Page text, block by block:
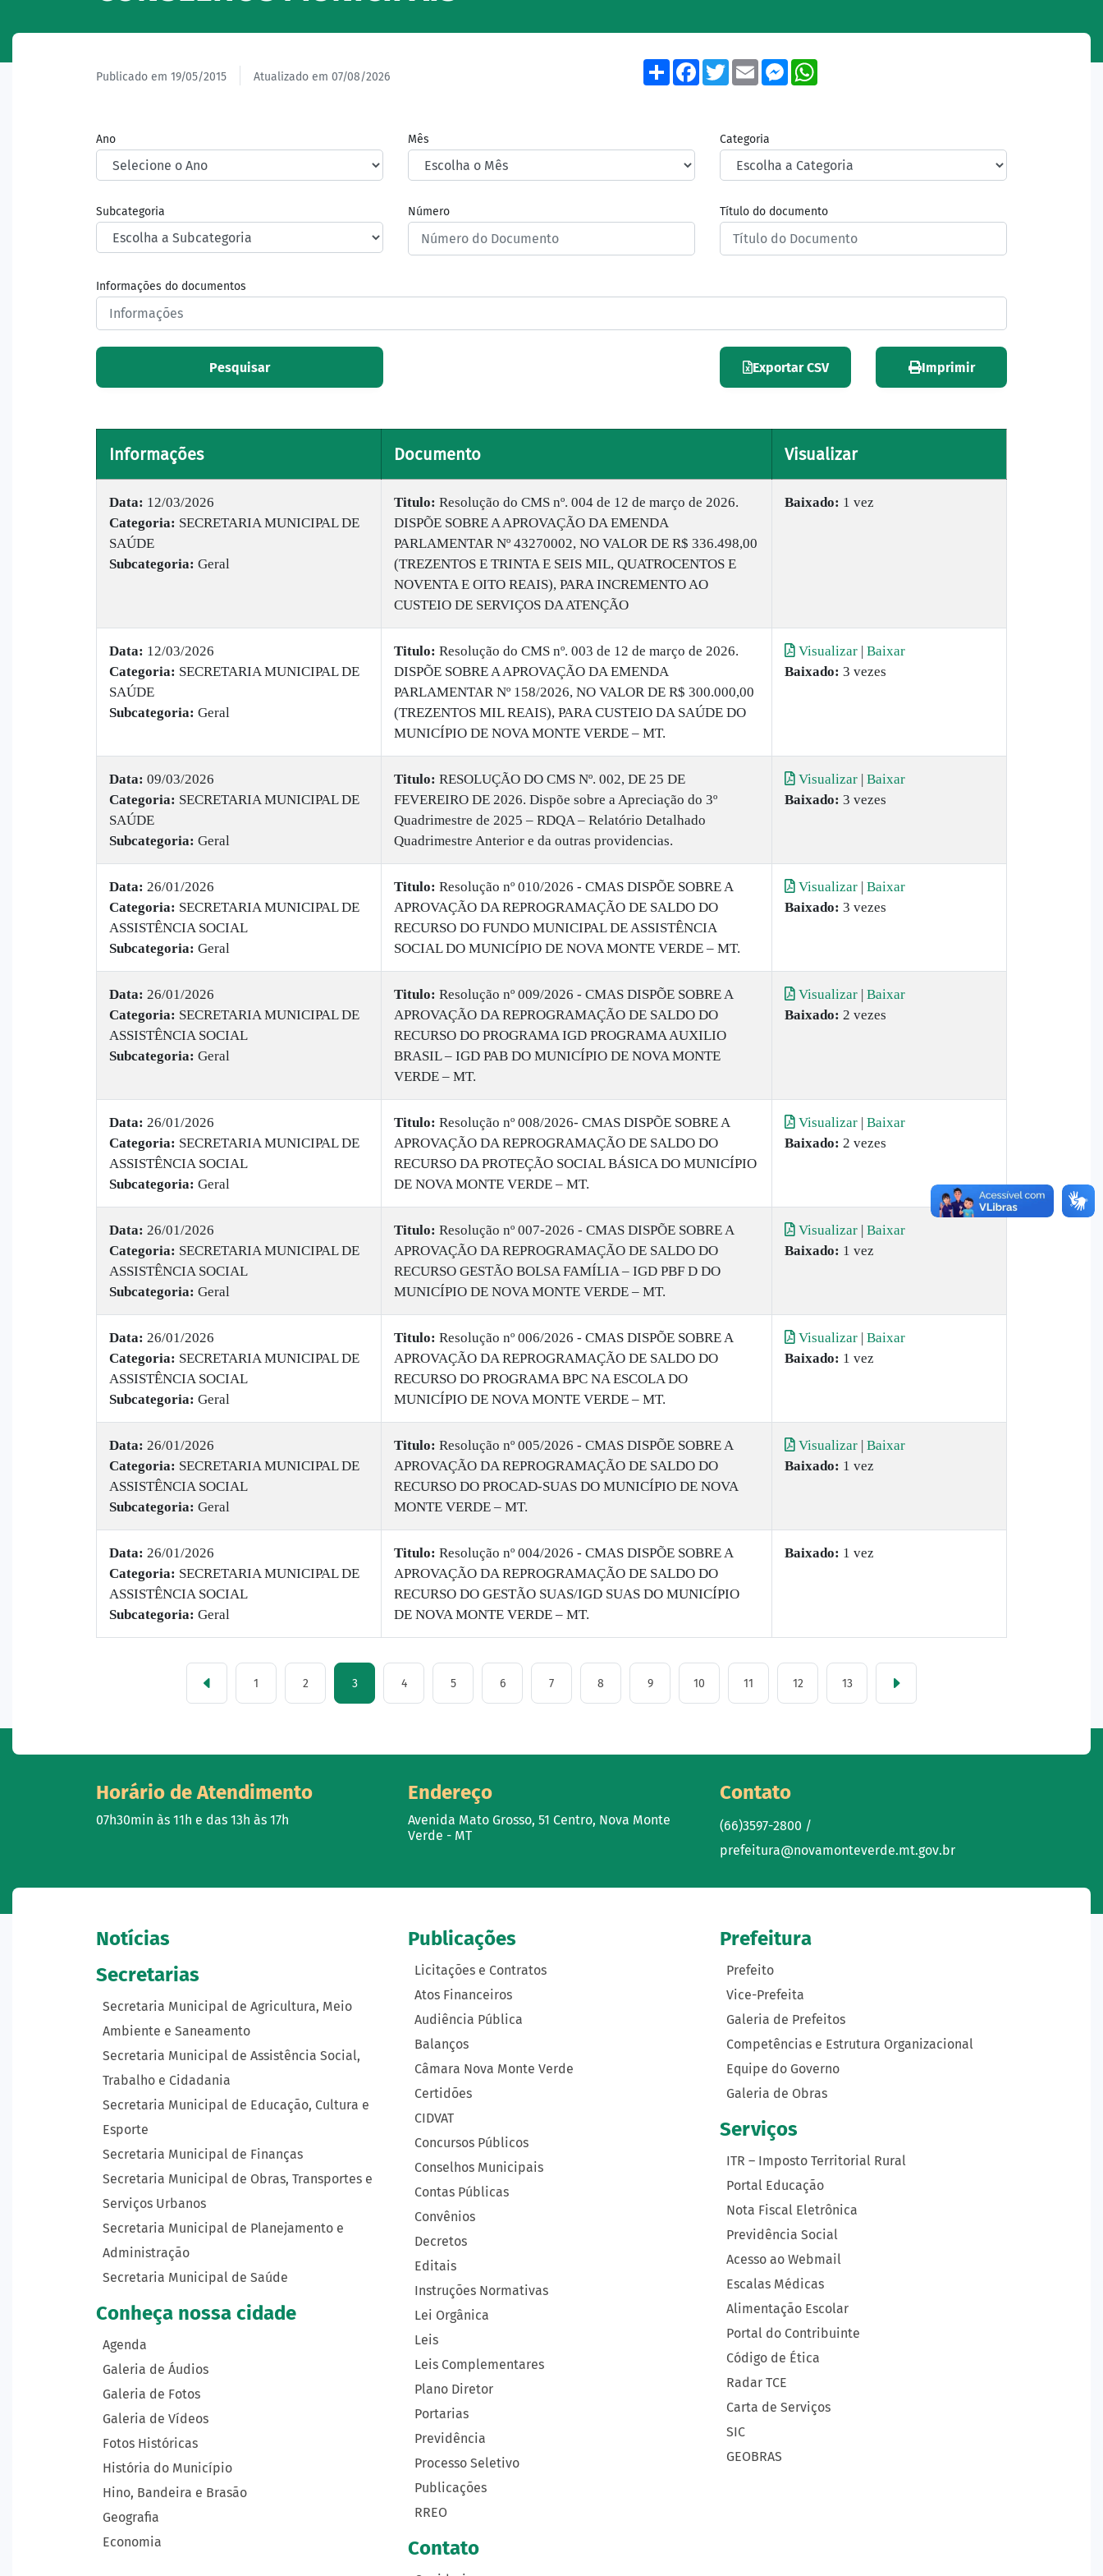
Publicado em 19/05/2015 Atualizado em 07/08/2026
ShareFacebook
TwitterEmailMessenger
Ano Mês Categoria
Subcategoria Número Título do documento
Informações do documentos
Pesquisar Exportar CSV Imprimir
Informações Documento Visualizar
Data: 12/03/2026
Categoria: SECRETARIA MUNICIPAL DE
SAÚDE
Subcategoria: Geral
Titulo: Resolução do CMS nº. 004 de 12 de março de 2026.
DISPÕE SOBRE A APROVAÇÃO DA EMENDA
PARLAMENTAR Nº 43270002, NO VALOR DE R$ 336.498,00
(TREZENTOS E TRINTA E SEIS MIL, QUATROCENTOS E
NOVENTA E OITO REAIS), PARA INCREMENTO AO
CUSTEIO DE SERVIÇOS DA ATENÇÃO
Baixado: 1 vez
Data: 12/03/2026
Categoria: SECRETARIA MUNICIPAL DE
SAÚDE
Subcategoria: Geral
Titulo: Resolução do CMS nº. 003 de 12 de março de 2026.
DISPÕE SOBRE A APROVAÇÃO DA EMENDA
PARLAMENTAR Nº 158/2026, NO VALOR DE R$ 300.000,00
(TREZENTOS MIL REAIS), PARA CUSTEIO DA SAÚDE DO
MUNICÍPIO DE NOVA MONTE VERDE – MT.
Visualizar | Baixar
Baixado: 3 vezes
Data: 09/03/2026
Categoria: SECRETARIA MUNICIPAL DE
SAÚDE
Subcategoria: Geral
Titulo: RESOLUÇÃO DO CMS Nº. 002, DE 25 DE
FEVEREIRO DE 2026. Dispõe sobre a Apreciação do 3º
Quadrimestre de 2025 – RDQA – Relatório Detalhado
Quadrimestre Anterior e da outras providencias.
Visualizar | Baixar
Baixado: 3 vezes
Data: 26/01/2026
Categoria: SECRETARIA MUNICIPAL DE
ASSISTÊNCIA SOCIAL
Subcategoria: Geral
Titulo: Resolução nº 010/2026 - CMAS DISPÕE SOBRE A
APROVAÇÃO DA REPROGRAMAÇÃO DE SALDO DO
RECURSO DO FUNDO MUNICIPAL DE ASSISTÊNCIA
SOCIAL DO MUNICÍPIO DE NOVA MONTE VERDE – MT.
Visualizar | Baixar
Baixado: 3 vezes
Data: 26/01/2026
Categoria: SECRETARIA MUNICIPAL DE
ASSISTÊNCIA SOCIAL
Subcategoria: Geral
Titulo: Resolução nº 009/2026 - CMAS DISPÕE SOBRE A
APROVAÇÃO DA REPROGRAMAÇÃO DE SALDO DO
RECURSO DO PROGRAMA IGD PROGRAMA AUXILIO
BRASIL – IGD PAB DO MUNICÍPIO DE NOVA MONTE
VERDE – MT.
Visualizar | Baixar
Baixado: 2 vezes
Data: 26/01/2026
Categoria: SECRETARIA MUNICIPAL DE
ASSISTÊNCIA SOCIAL
Subcategoria: Geral
Titulo: Resolução nº 008/2026- CMAS DISPÕE SOBRE A
APROVAÇÃO DA REPROGRAMAÇÃO DE SALDO DO
RECURSO DA PROTEÇÃO SOCIAL BÁSICA DO MUNICÍPIO
DE NOVA MONTE VERDE – MT.
Visualizar | Baixar
Baixado: 2 vezes
Data: 26/01/2026
Categoria: SECRETARIA MUNICIPAL DE
ASSISTÊNCIA SOCIAL
Subcategoria: Geral
Titulo: Resolução nº 007-2026 - CMAS DISPÕE SOBRE A
APROVAÇÃO DA REPROGRAMAÇÃO DE SALDO DO
RECURSO GESTÃO BOLSA FAMÍLIA – IGD PBF D DO
MUNICÍPIO DE NOVA MONTE VERDE – MT.
Visualizar | Baixar
Baixado: 1 vez
Data: 26/01/2026
Categoria: SECRETARIA MUNICIPAL DE
ASSISTÊNCIA SOCIAL
Subcategoria: Geral
Titulo: Resolução nº 006/2026 - CMAS DISPÕE SOBRE A
APROVAÇÃO DA REPROGRAMAÇÃO DE SALDO DO
RECURSO DO PROGRAMA BPC NA ESCOLA DO
MUNICÍPIO DE NOVA MONTE VERDE – MT.
Visualizar | Baixar
Baixado: 1 vez
Data: 26/01/2026
Categoria: SECRETARIA MUNICIPAL DE
ASSISTÊNCIA SOCIAL
Subcategoria: Geral
Titulo: Resolução nº 005/2026 - CMAS DISPÕE SOBRE A
APROVAÇÃO DA REPROGRAMAÇÃO DE SALDO DO
RECURSO DO PROCAD-SUAS DO MUNICÍPIO DE NOVA
MONTE VERDE – MT.
Visualizar | Baixar
Baixado: 1 vez
Data: 26/01/2026
Categoria: SECRETARIA MUNICIPAL DE
ASSISTÊNCIA SOCIAL
Subcategoria: Geral
Titulo: Resolução nº 004/2026 - CMAS DISPÕE SOBRE A
APROVAÇÃO DA REPROGRAMAÇÃO DE SALDO DO
RECURSO DO GESTÃO SUAS/IGD SUAS DO MUNICÍPIO
DE NOVA MONTE VERDE – MT.
Baixado: 1 vez
1 2 3 4 5 6 7 8 9 10 11 12 13
Horário de Atendimento
07h30min às 11h e das 13h às 17h
Endereço
Avenida Mato Grosso, 51 Centro, Nova Monte
Verde - MT
Contato
(66)3597-2800 /
prefeitura@novamonteverde.mt.gov.br
Notícias
Secretarias
Secretaria Municipal de Agricultura, Meio
Ambiente e Saneamento
Secretaria Municipal de Assistência Social,
Trabalho e Cidadania
Secretaria Municipal de Educação, Cultura e
Esporte
Secretaria Municipal de Finanças
Secretaria Municipal de Obras, Transportes e
Serviços Urbanos
Secretaria Municipal de Planejamento e
Administração
Secretaria Municipal de Saúde
Conheça nossa cidade
Agenda
Galeria de Áudios
Galeria de Fotos
Galeria de Vídeos
Fotos Históricas
História do Município
Hino, Bandeira e Brasão
Geografia
Economia
Publicações
Licitações e Contratos
Atos Financeiros
Audiência Pública
Balanços
Câmara Nova Monte Verde
Certidões
CIDVAT
Concursos Públicos
Conselhos Municipais
Contas Públicas
Convênios
Decretos
Editais
Instruções Normativas
Lei Orgânica
Leis
Leis Complementares
Plano Diretor
Portarias
Previdência
Processo Seletivo
Publicações
RREO
Contato
Prefeitura
Prefeito
Vice-Prefeita
Galeria de Prefeitos
Competências e Estrutura Organizacional
Equipe do Governo
Galeria de Obras
Serviços
ITR – Imposto Territorial Rural
Portal Educação
Nota Fiscal Eletrônica
Previdência Social
Acesso ao Webmail
Escalas Médicas
Alimentação Escolar
Portal do Contribuinte
Código de Ética
Radar TCE
Carta de Serviços
SIC
GEOBRAS